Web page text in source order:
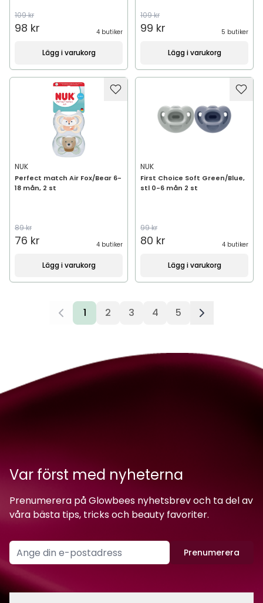
109 kr
98 kr 4 butiker
Lägg i varukorg
109 kr
99 kr 5 butiker
Lägg i varukorg
NUK
Perfect match Air Fox/Bear 6-
18 mån, 2 st
89 kr
76 kr 4 butiker
Lägg i varukorg
NUK
First Choice Soft Green/Blue,
stl 0-6 mån 2 st
99 kr
80 kr 4 butiker
Lägg i varukorg
1 2 3 4 5
Var först med nyheterna
Prenumerera på Glowbees nyhetsbrev och ta del av
våra bästa tips, tricks och beauty favoriter.
Prenumerera